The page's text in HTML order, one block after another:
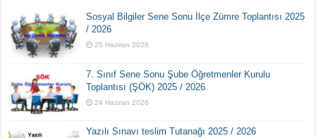
Sosyal Bilgiler Sene Sonu İlçe Zümre Toplantısı 2025
/ 2026
25 Haziran 2026
7. Sınıf Sene Sonu Şube Öğretmenler Kurulu
Toplantısı (ŞÖK) 2025 / 2026
24 Haziran 2026
Yazılı Sınavı teslim Tutanağı 2025 / 2026